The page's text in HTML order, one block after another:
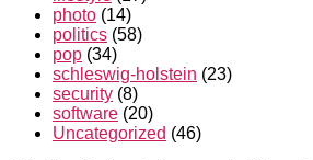
photo (14)
politics (58)
pop (34)
schleswig-holstein (23)
security (8)
software (20)
Uncategorized (46)